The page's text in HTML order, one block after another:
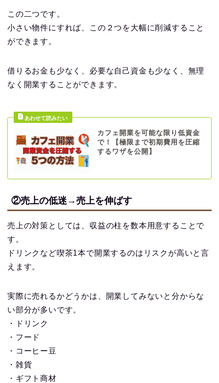
この二つです。
小さい物件にすれば、この２つを大幅に削減すること
ができます。
借りるお金も少なく、必要な自己資金も少なく、無理
なく開業することができます。
カフェ開業を可能な限り低資金
で！【極限まで初期費用を圧縮
するワザを公開】
②売上の低迷→売上を伸ばす
売上の対策としては、収益の柱を数本用意することで
す。
ドリンクなど喫茶1本で開業するのはリスクが高いと言
えます。
実際に売れるかどうかは、開業してみないと分からな
い部分が多いです。
・ドリンク
・フード
・コーヒー豆
・雑貨
・ギフト商材